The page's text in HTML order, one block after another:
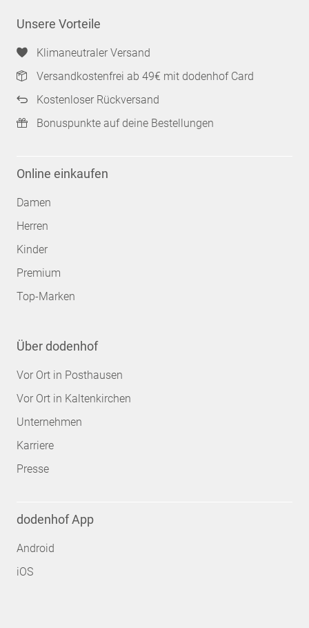
Unsere Vorteile
Klimaneutraler Versand
Versandkostenfrei ab 49€ mit dodenhof Card
Kostenloser Rückversand
Bonuspunkte auf deine Bestellungen
Online einkaufen
Damen
Herren
Kinder
Premium
Top-Marken
Über dodenhof
Vor Ort in Posthausen
Vor Ort in Kaltenkirchen
Unternehmen
Karriere
Presse
dodenhof App
Android
iOS